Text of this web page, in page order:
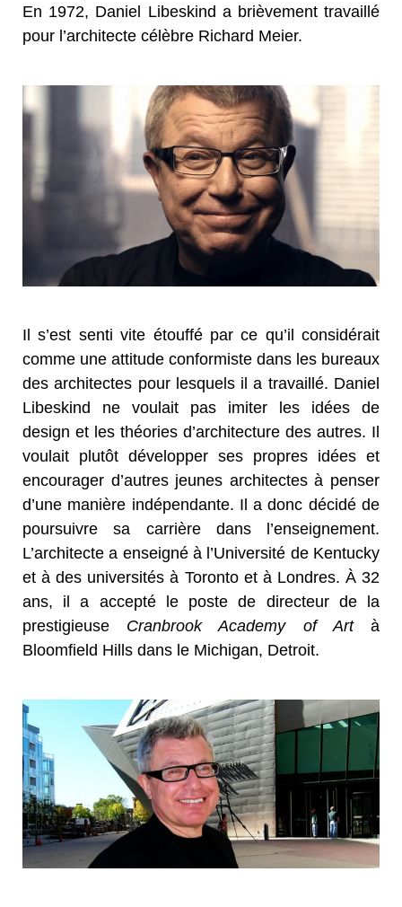
En 1972, Daniel Libeskind a brièvement travaillé
pour l’architecte célèbre Richard Meier.
Il s’est senti vite étouffé par ce qu’il considérait
comme une attitude conformiste dans les bureaux
des architectes pour lesquels il a travaillé. Daniel
Libeskind ne voulait pas imiter les idées de
design et les théories d’architecture des autres. Il
voulait plutôt développer ses propres idées et
encourager d’autres jeunes architectes à penser
d’une manière indépendante. Il a donc décidé de
poursuivre sa carrière dans l’enseignement.
L’architecte a enseigné à l’Université de Kentucky
et à des universités à Toronto et à Londres. À 32
ans, il a accepté le poste de directeur de la
prestigieuse Cranbrook Academy of Artà
Bloomfield Hills dans le Michigan, Detroit.